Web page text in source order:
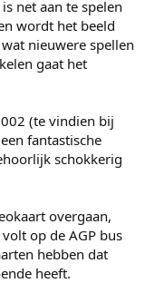
net aan te spelen
wordt het beeld
nieuwere spellen
gaat het
(te vindien bij
fantastische
schokkerig
overgaan,
op de AGP bus
hebben dat
heeft.